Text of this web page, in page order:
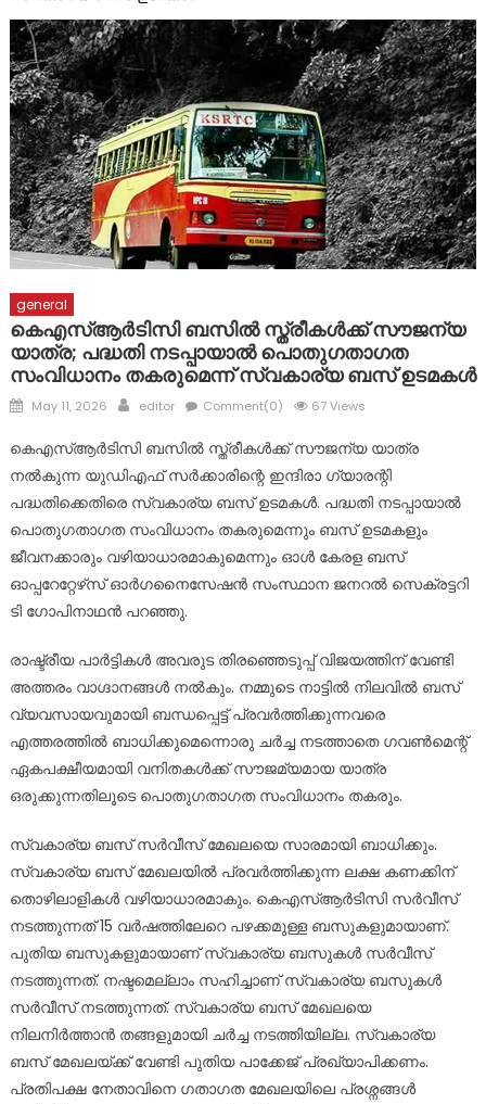
മഴക്കാല ദുരിതാശ്വാസ ക്യാമ്പുകളിൽ സേവനവുമായി മാർ
സ്ലീവാ മെഡിസിറ്റിയും
ദുരിതാശ്വാസ ക്യാമ്പുകളിൽ ആരോഗ്യ സേവനങ്ങളുമായി
മാർ സ്ലീവാ മെഡിസിറ്റി
general
കെഎസ്ആര്‍ടിസി ബസില്‍ സ്ത്രീകള്‍ക്ക് സൗജന്യ
യാത്ര; പദ്ധതി നടപ്പായാല്‍ പൊതുഗതാഗത
സംവിധാനം തകരുമെന്ന് സ്വകാര്യ ബസ് ഉടമകള്‍
Posted
May 11, 2026 Author
editor Comment(0) 67 Views
കെഎസ്ആര്‍ടിസി ബസില്‍ സ്ത്രീകള്‍ക്ക് സൗജന്യ യാത്ര
നല്‍കുന്ന യുഡിഎഫ് സര്‍ക്കാരിന്റെ ഇന്ദിരാ ഗ്യാരന്റി
പദ്ധതിക്കെതിരെ സ്വകാര്യ ബസ് ഉടമകള്‍. പദ്ധതി നടപ്പായാല്‍
പൊതുഗതാഗത സംവിധാനം തകരുമെന്നും ബസ് ഉടമകളും
ജീവനക്കാരും വഴിയാധാരമാകുമെന്നും ഓള്‍ കേരള ബസ്
ഓപ്പറേറ്റേഴ്‌സ് ഓര്‍ഗനൈസേഷന്‍ സംസ്ഥാന ജനറല്‍ സെക്രട്ടറി
ടി ഗോപിനാഥന്‍ പറഞ്ഞു.
രാഷ്ട്രീയ പാര്‍ട്ടികള്‍ അവരുട തിരഞ്ഞെടുപ്പ് വിജയത്തിന് വേണ്ടി
അത്തരം വാഗ്ദാനങ്ങള്‍ നല്‍കും. നമ്മുടെ നാട്ടില്‍ നിലവില്‍ ബസ്
വ്യവസായവുമായി ബന്ധപ്പെട്ട് പ്രവര്‍ത്തിക്കുന്നവരെ
എത്തരത്തില്‍ ബാധിക്കുമെന്നൊരു ചര്‍ച്ച നടത്താതെ ഗവണ്‍മെന്റ്
ഏകപക്ഷീയമായി വനിതകള്‍ക്ക് സൗജമ്യമായ യാത്ര
ഒരുക്കുന്നതിലൂടെ പൊതുഗതാഗത സംവിധാനം തകരും.
സ്വകാര്യ ബസ് സര്‍വീസ് മേഖലയെ സാരമായി ബാധിക്കും.
സ്വകാര്യ ബസ് മേഖലയില്‍ പ്രവര്‍ത്തിക്കുന്ന ലക്ഷ കണക്കിന്
തൊഴിലാളികള്‍ വഴിയാധാരമാകും. കെഎസ്ആര്‍ടിസി സര്‍വീസ്
നടത്തുന്നത് 15 വര്‍ഷത്തിലേറെ പഴക്കമുള്ള ബസുകളുമായാണ്.
പുതിയ ബസുകളുമായാണ് സ്വകാര്യ ബസുകള്‍ സര്‍വീസ്
നടത്തുന്നത്. നഷ്ടമെല്ലാം സഹിച്ചാണ് സ്വകാര്യ ബസുകള്‍
സര്‍വീസ് നടത്തുന്നത്. സ്വകാര്യ ബസ് മേഖലയെ
നിലനിര്‍ത്താന്‍ തങ്ങളുമായി ചര്‍ച്ച നടത്തിയില്ല. സ്വകാര്യ
ബസ് മേഖലയ്ക്ക് വേണ്ടി പുതിയ പാക്കേജ് പ്രഖ്യാപിക്കണം.
പ്രതിപക്ഷ നേതാവിനെ ഗതാഗത മേഖലയിലെ പ്രശ്നങ്ങള്‍